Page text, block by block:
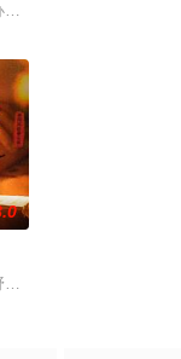
秘失她被他从死人堆里救出
境外竞争，通过创新
生企业，实业报国的
逐渐被对
苦学习，憧憬未来。
子，勇往直前与不明
两个孤独的人因机缘